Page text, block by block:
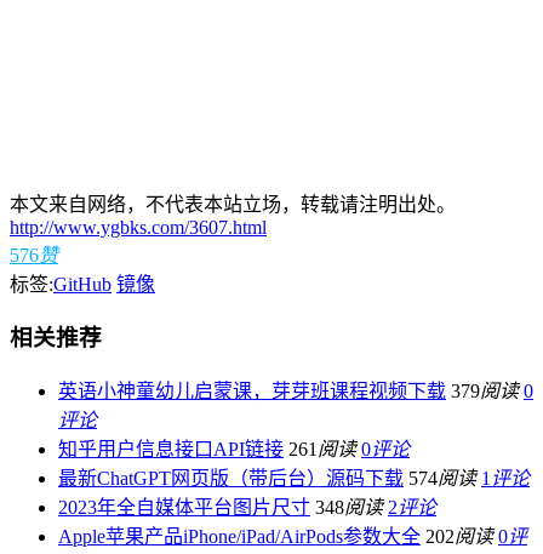
本文来自网络，不代表本站立场，转载请注明出处。
http://www.ygbks.com/3607.html
576赞
标签:GitHub 镜像
相关推荐
英语小神童幼儿启蒙课，芽芽班课程视频下载 379阅读 0
评论
知乎用户信息接口API链接 261 阅读 0评论
最新ChatGPT网页版（带后台）源码下载 574阅读 1 评论
2023年全自媒体平台图片尺寸 348阅读 2评论
Apple苹果产品iPhone/iPad/AirPods参数大全 202阅读 0评